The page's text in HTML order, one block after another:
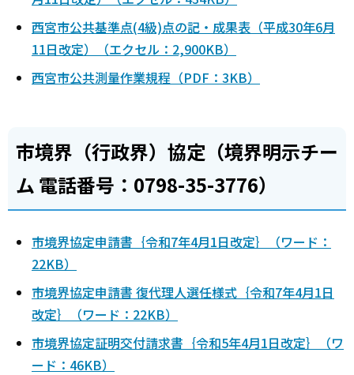
西宮市公共基準点(4級)点の記・成果表（平成30年6月
11日改定）（エクセル：2,900KB）
西宮市公共測量作業規程（PDF：3KB）
市境界（行政界）協定（境界明示チー
ム 電話番号：0798-35-3776）
市境界協定申請書｛令和7年4月1日改定｝（ワード：
22KB）
市境界協定申請書 復代理人選任様式｛令和7年4月1日
改定｝（ワード：22KB）
市境界協定証明交付請求書｛令和5年4月1日改定｝（ワ
ード：46KB）